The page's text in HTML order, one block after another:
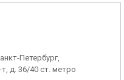
Петербург,
д. 36/40 ст. метро